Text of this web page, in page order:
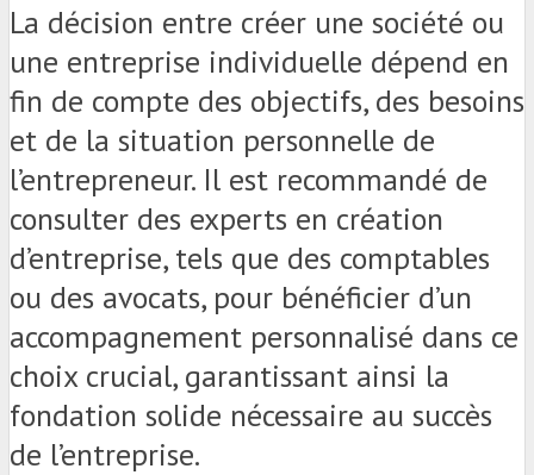
La décision entre créer une société ou
une entreprise individuelle dépend en
fin de compte des objectifs, des besoins
et de la situation personnelle de
l’entrepreneur. Il est recommandé de
consulter des experts en création
d’entreprise, tels que des comptables
ou des avocats, pour bénéficier d’un
accompagnement personnalisé dans ce
choix crucial, garantissant ainsi la
fondation solide nécessaire au succès
de l’entreprise.